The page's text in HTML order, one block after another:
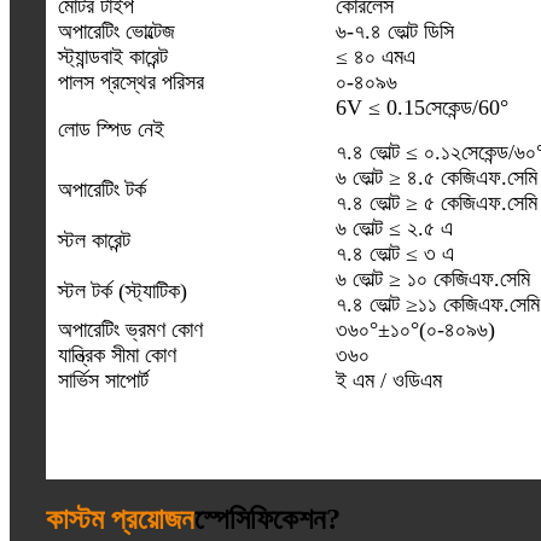
মোটর টাইপ
কোরলেস
অপারেটিং ভোল্টেজ
৬-৭.৪ ভোল্ট ডিসি
স্ট্যান্ডবাই কারেন্ট
≤ ৪০ এমএ
পালস প্রস্থের পরিসর
০-৪০৯৬
লোড স্পিড নেই
6V ≤ 0.15সেকেন্ড/60°
৭.৪ ভোল্ট ≤ ০.১২সেকেন্ড/
অপারেটিং টর্ক
৬ ভোল্ট ≥ ৪.৫ কেজিএফ.সেমি
৭.৪ ভোল্ট ≥ ৫ কেজিএফ.সেমি
স্টল কারেন্ট
৬ ভোল্ট ≤ ২.৫ এ
৭.৪ ভোল্ট ≤ ৩ এ
স্টল টর্ক (স্ট্যাটিক)
৬ ভোল্ট ≥ ১০ কেজিএফ.সেমি
৭.৪ ভোল্ট ≥১১ কেজিএফ.সেমি
অপারেটিং ভ্রমণ কোণ
৩৬০°±১০°(০-৪০৯৬)
যান্ত্রিক সীমা কোণ
৩৬০
সার্ভিস সাপোর্ট
ই এম / ওডিএম
কাস্টম প্রয়োজনস্পেসিফিকেশন?